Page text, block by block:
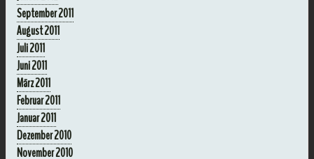
September 2011
August 2011
Juli 2011
Juni 2011
März 2011
Februar 2011
Januar 2011
Dezember 2010
November 2010